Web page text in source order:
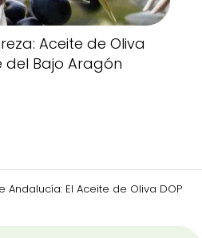
Aceite de Oliva
del Bajo Aragón
Andalucía: El Aceite de Oliva DOP